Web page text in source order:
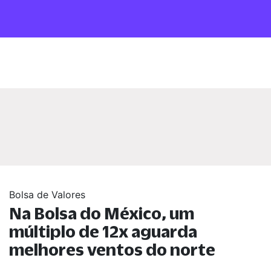
Bolsa de Valores
Na Bolsa do México, um
múltiplo de 12x aguarda
melhores ventos do norte